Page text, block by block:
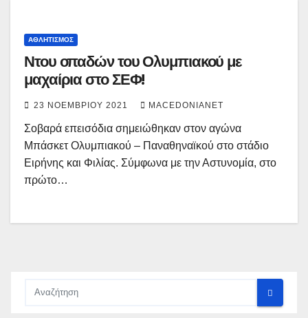
ΑΘΛΗΤΙΣΜΌΣ
Ντου οπαδών του Ολυμπιακού με
μαχαίρια στο ΣΕΦ!
23 ΝΟΕΜΒΡΊΟΥ 2021 MACEDONIANET
Σοβαρά επεισόδια σημειώθηκαν στον αγώνα
Μπάσκετ Ολυμπιακού – Παναθηναϊκού στο στάδιο
Ειρήνης και Φιλίας. Σύμφωνα με την Αστυνομία, στο
πρώτο…